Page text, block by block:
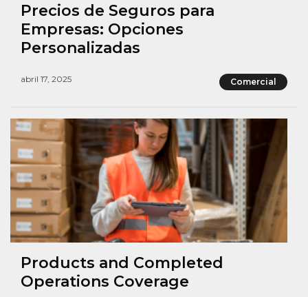
Precios de Seguros para
Empresas: Opciones
Personalizadas
abril 17, 2025 Comercial
Products and Completed
Operations Coverage